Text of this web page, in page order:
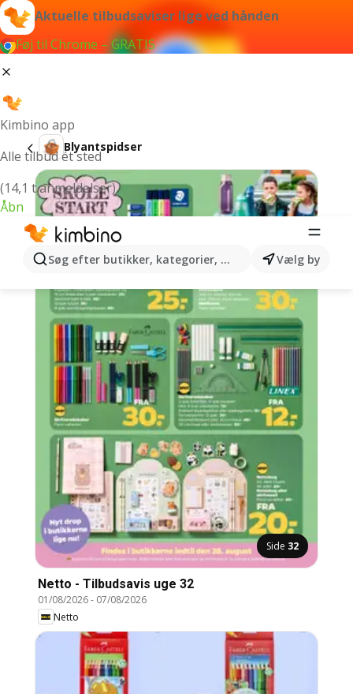
Aktuelle tilbudsaviser lige ved hånden
Føj til Chrome – GRATIS
Kimbino app
Alle tilbud ét sted
(14,1 t anmeldelser)
Åbn
Søg efter butikker, kategorier, produkter...Vælg by
Blyantspidser
Side 32
Netto - Tilbudsavis uge 32
01/08/2026- 07/08/2026
Netto